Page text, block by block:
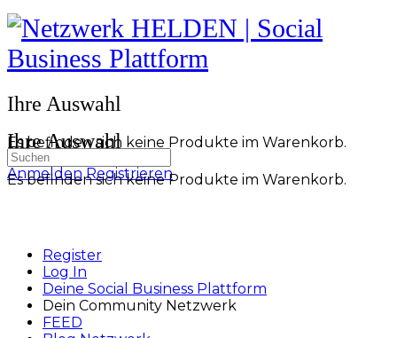
Toggle
Side
Panel
More
options
Ihre Auswahl
Es befinden sich keine Produkte im Warenkorb.
Anmelden Registrieren
Ihre Auswahl
Es befinden sich keine Produkte im Warenkorb.
Suchen
nach:
Register
Log In
Deine Social Business Plattform
Dein Community Netzwerk
FEED